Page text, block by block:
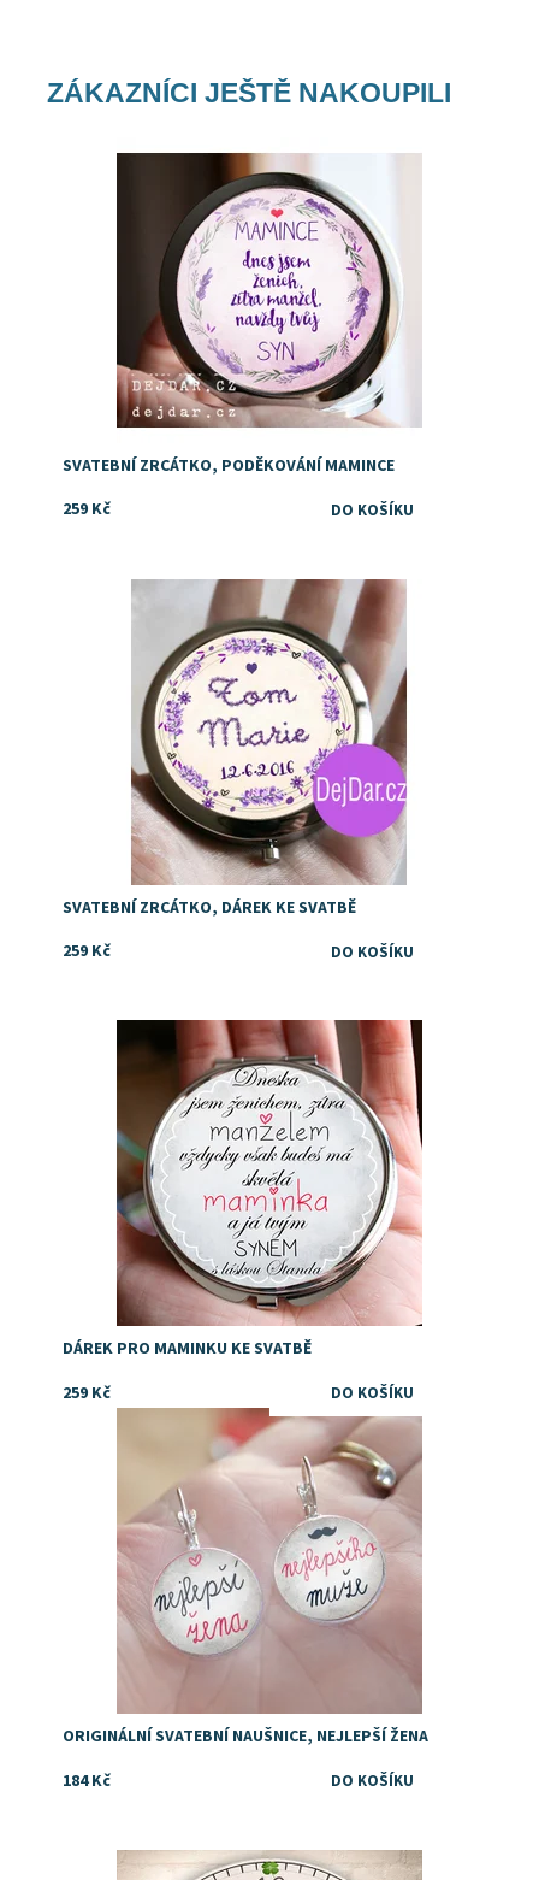
ZÁKAZNÍCI JEŠTĚ NAKOUPILI
SVATEBNÍ ZRCÁTKO, PODĚKOVÁNÍ MAMINCE
259 Kč
Dostupnost: Skladem
SVATEBNÍ ZRCÁTKO, DÁREK KE SVATBĚ
259 Kč
Dostupnost: Skladem
DÁREK PRO MAMINKU KE SVATBĚ
259 Kč
Dostupnost:
Skladem
ORIGINÁLNÍ SVATEBNÍ NAUŠNICE, NEJLEPŠÍ ŽENA
184 Kč
Dostupnost: Skladem